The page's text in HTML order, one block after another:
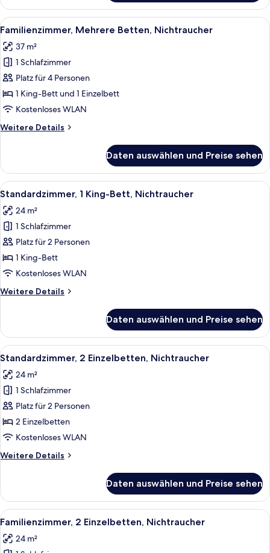
1 King-
Bett,
Nichtraucher
Alle
Fotos
für
Familienzimmer,
Mehrere
Betten,
Nichtraucher
Zimmersafe, Schreibtisch,
7
Familienzimmer, Mehrere Betten, Nichtraucher
37 m²
1 Schlafzimmer
Platz für 4 Personen
1 King-Bett und 1 Einzelbett
Kostenloses WLAN
Weitere Details
Weitere
Mehrere
Betten,
Nichtraucher
Daten auswählen und Preise sehen
Alle
Fotos
für
Standardzimmer,
1 King-
Bett,
Nichtraucher
Ein ordentlich bezogenes Bett mit
4
Standardzimmer, 1 King-Bett, Nichtraucher
24 m²
1 Schlafzimmer
Platz für 2 Personen
1 King-Bett
Kostenloses WLAN
Weitere Details
Weitere
1 King-
Bett,
Nichtraucher
Daten auswählen und Preise sehen
Alle
Fotos
für
Standardzimmer,
2 Einzelbetten,
Nichtraucher
anzeigen
Ein Hotelzimmer mit einem großen
5
Standardzimmer, 2 Einzelbetten, Nichtraucher
24 m²
1 Schlafzimmer
Platz für 2 Personen
2 Einzelbetten
Kostenloses WLAN
Weitere Details
Weitere
2 Einzelbetten,
Nichtraucher
Daten auswählen und Preise sehen
Alle
Fotos
für
Ein Hotelzimmer mit zwei Betten,
4
Familienzimmer, 2 Einzelbetten, Nichtraucher
24 m²